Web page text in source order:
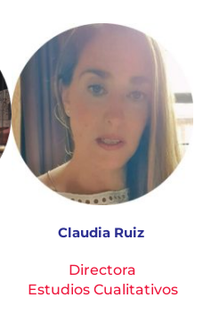
Claudia Ruiz
Directora
Estudios Cualitativos